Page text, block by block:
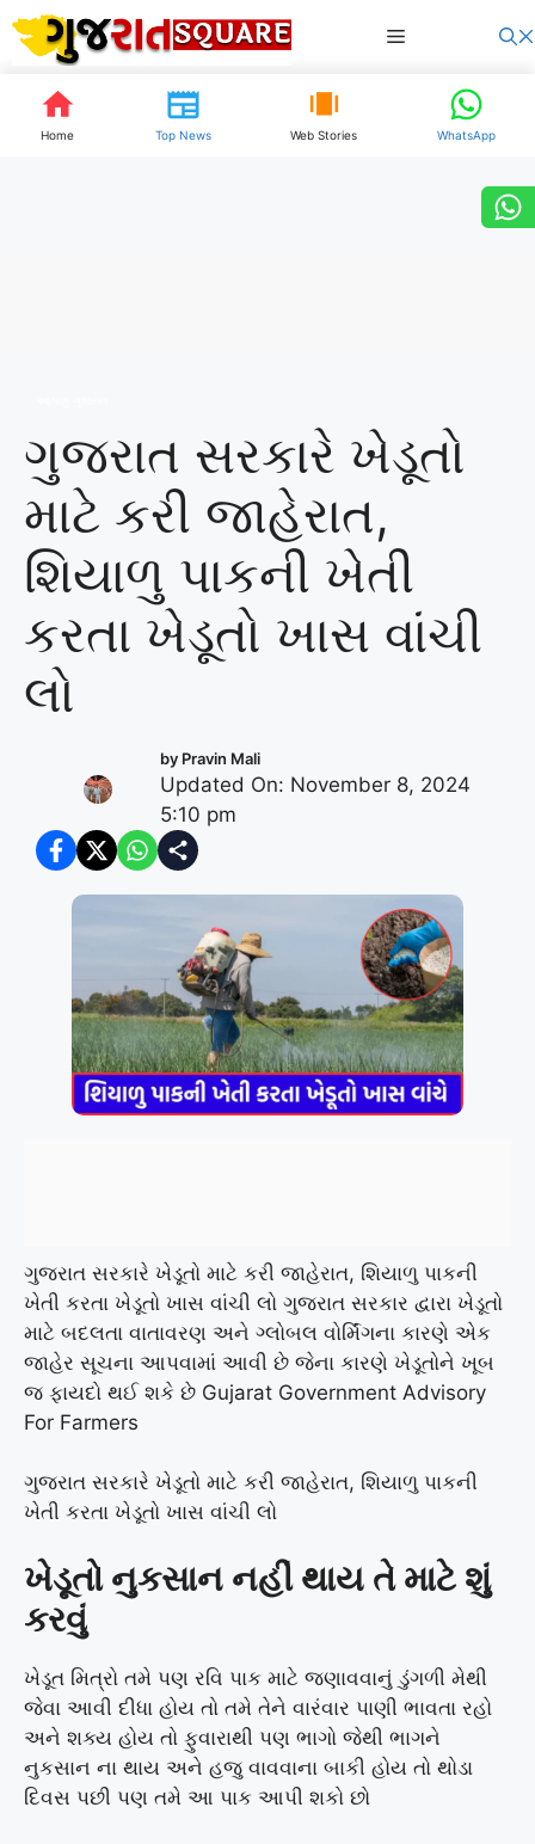
Skip
content
Menu
Home Top News Web Stories WhatsApp
ગુજરાત સરકારે ખેડૂતો
માટે કરી જાહેરાત,
શિયાળુ પાકની ખેતી
કરતા ખેડૂતો ખાસ વાંચી
લો
by Pravin Mali
Updated On: November 8, 2024
5:10 pm
ગુજરાત સરકારે ખેડૂતો માટે કરી જાહેરાત, શિયાળુ પાકની
ખેતી કરતા ખેડૂતો ખાસ વાંચી લો ગુજરાત સરકાર દ્વારા ખેડૂતો
માટે બદલતા વાતાવરણ અને ગ્લોબલ વોર્મિંગના કારણે એક
જાહેર સૂચના આપવામાં આવી છે જેના કારણે ખેડૂતોને ખૂબ
જ ફાયદો થઈ શકે છે Gujarat Government Advisory
For Farmers
ગુજરાત સરકારે ખેડૂતો માટે કરી જાહેરાત, શિયાળુ પાકની
ખેતી કરતા ખેડૂતો ખાસ વાંચી લો
ખેડૂતો નુકસાન નહીં થાય તે માટે શું
કરવું
ખેડૂત મિત્રો તમે પણ રવિ પાક માટે જણાવવાનું ડુંગળી મેથી
જેવા આવી દીધા હોય તો તમે તેને વારંવાર પાણી ભાવતા રહો
અને શક્ય હોય તો ફુવારાથી પણ ભાગો જેથી ભાગને
નુકસાન ના થાય અને હજુ વાવવાના બાકી હોય તો થોડા
દિવસ પછી પણ તમે આ પાક આપી શકો છો